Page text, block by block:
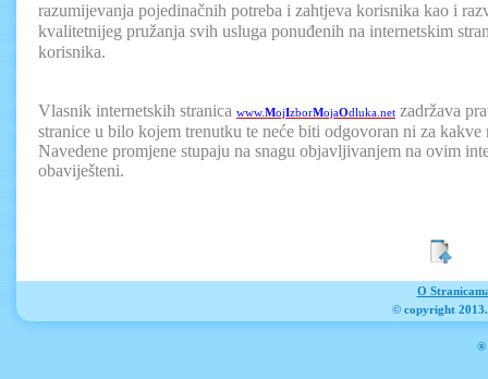
razumijevanja pojedinačnih potreba i zahtjeva korisnika kao i
kvalitetnijeg pružanja svih usluga ponuđenih na internetskim
korisnika.
Vlasnik internetskih stranica www.MojIzborMojaOdluka.net zadržava
stranice u bilo kojem trenutku te neće biti odgovoran ni za
Navedene promjene stupaju na snagu objavljivanjem na ovim
obaviješteni.
O
© copyright
®